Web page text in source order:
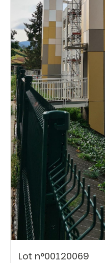
Vous
Rechercher
Lot n°00120069